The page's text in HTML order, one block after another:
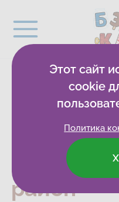
Детские
и центры
район
Этот сайт
cookie
Политика